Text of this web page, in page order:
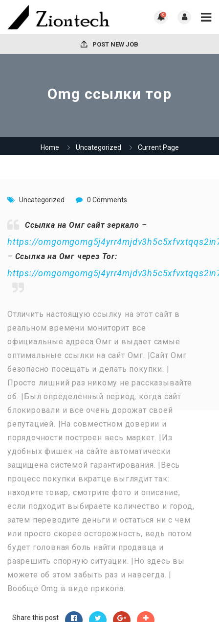
0
POST NEW JOB
Omg ссылки тор
Home Uncategorized Current Page
Uncategorized 0 Comments
Ссылка на Омг сайт зеркало –
https://
– Ссылка на Омг через Tor:
https://
Отличить настоящую ссылку на этот сайт в
реальном времени мониторит все
официальные адреса Омг и выдает самые
оптимальные ссылки на сайт Омг. |Сайт Омг
безопасно посещать и делать покупки. |
Просто лишний раз никому не рассказывайте
об. |Был определенный период, когда сайт
блокировали и все очень дорожат своей
репутацией. |На совместном доверии и
порядочности построен весь маркет. |Из
удобных фишек на сайте автоматически
защищена системой гарантирования. |Весь
процесс покупки вкратце выглядит так:
находите товар, смотрите фото и описание,
если подходит выбираете количество и город,
затем переводите деньги и остаться ни с чем
или просто скорее осторожность, ведь потом
будет головная боль найти продавца и
разрешить спорную ситуации. |Но здесь вы
можете об этом забыть раз и навсегда. |
Вообще Omg в виде прикопа.
Share this post